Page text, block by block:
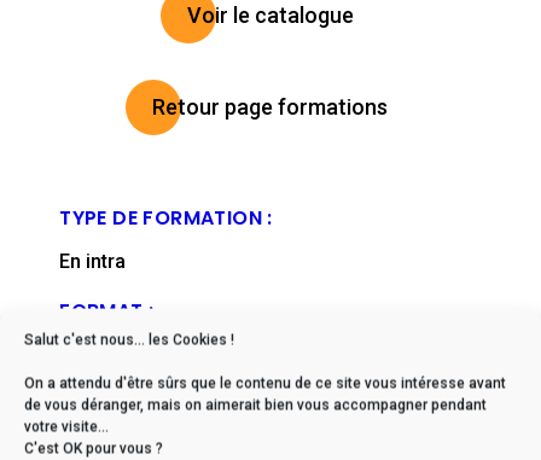
Salut c'est nous... les Cookies !
On a attendu d'être sûrs que le contenu de ce site vous intéresse avant
de vous déranger, mais on aimerait bien vous accompagner pendant
votre visite...
C'est OK pour vous ?
Voir le catalogue
Retour page formations
TYPE DE FORMATION :
En intra
FORMAT :
DÉLAIS D'ACCÈS :
De 2 à 6 mois en moyenne (nous contacter)